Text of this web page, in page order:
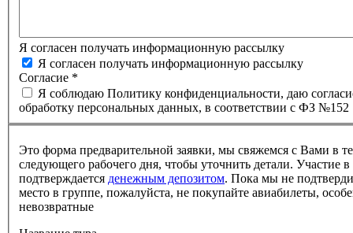
Я согласен получать информационную рассылку
Я согласен получать информационную рассылку
Согласие *
Я соблюдаю Политику конфиденциальности, даю
обработку персональных данных, в соответствии с ФЗ №152
Это форма предварительной заявки, мы свяжемся с Вами в
следующего рабочего дня, чтобы уточнить детали. Участие в
подтверждается денежным депозитом. Пока мы не
место в группе, пожалуйста, не покупайте авиабилеты,
невозвратные